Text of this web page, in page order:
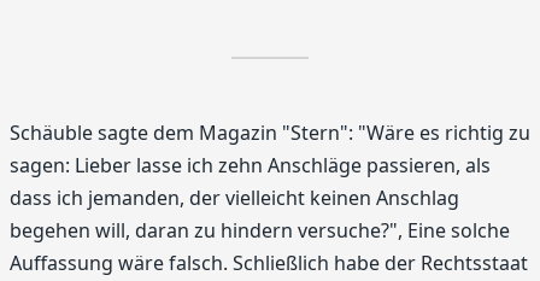
Schäuble sagte dem Magazin "Stern": "Wäre es richtig zu
sagen: Lieber lasse ich zehn Anschläge passieren, als
dass ich jemanden, der vielleicht keinen Anschlag
begehen will, daran zu hindern versuche?", Eine solche
Auffassung wäre falsch. Schließlich habe der Rechtsstaat